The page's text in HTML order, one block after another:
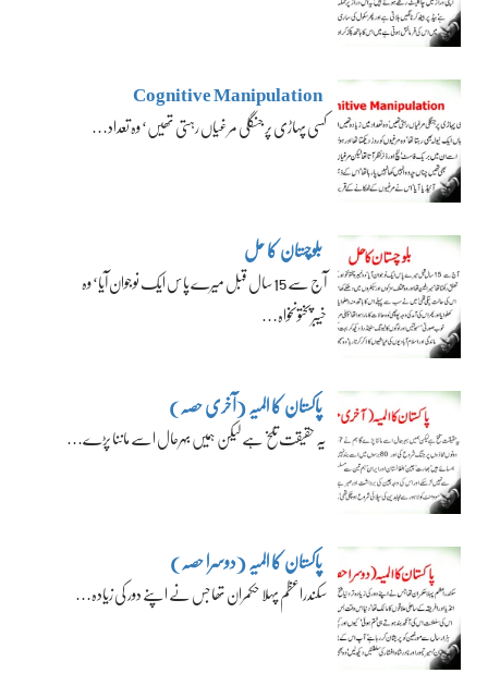
Cognitive Manipulation
کسی پہاڑی پر جنگلی مرغیاں رہتی تھیں‘ وہ تعداد…
بلوچستان کا حل
آج سے 15 سال قبل میرے پاس ایک نوجوان آیا‘ وہ
خیبرپختونخواہ…
پاکستان کا المیہ (آخری حصہ)
یہ حقیقت تلخ ہے لیکن ہمیں بہرحال اسے ماننا پڑے…
پاکستان کا المیہ (دوسرا حصہ)
سکندراعظم پہلا حکمران تھا جس نے اپنے دور کی زیادہ…